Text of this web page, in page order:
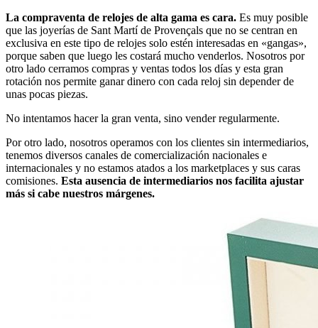
La compraventa de relojes de alta gama es cara. Es muy posible
que las joyerías de Sant Martí de Provençals que no se centran en
exclusiva en este tipo de relojes solo estén interesadas en «gangas»,
porque saben que luego les costará mucho venderlos. Nosotros por
otro lado cerramos compras y ventas todos los días y esta gran
rotación nos permite ganar dinero con cada reloj sin depender de
unas pocas piezas.
No intentamos hacer la gran venta, sino vender regularmente.
Por otro lado, nosotros operamos con los clientes sin intermediarios,
tenemos diversos canales de comercialización nacionales e
internacionales y no estamos atados a los marketplaces y sus caras
comisiones. Esta ausencia de intermediarios nos facilita ajustar
más si cabe nuestros márgenes.